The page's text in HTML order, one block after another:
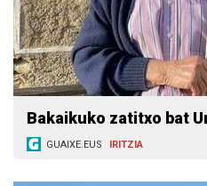
Bakaikuko zatitxo bat
GUAIXE.EUS IRITZIA